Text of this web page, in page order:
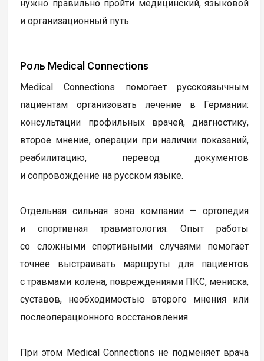
нужно правильно пройти медицинский, языковой
и организационный путь.
Роль Medical Connections
Medical Connections помогает русскоязычным
пациентам организовать лечение в Германии:
консультации профильных врачей, диагностику,
второе мнение, операции при наличии показаний,
реабилитацию, перевод документов
и сопровождение на русском языке.
Отдельная сильная зона компании — ортопедия
и спортивная травматология. Опыт работы
со сложными спортивными случаями помогает
точнее выстраивать маршруты для пациентов
с травмами колена, повреждениями ПКС, мениска,
суставов, необходимостью второго мнения или
послеоперационного восстановления.
При этом Medical Connections не подменяет врача